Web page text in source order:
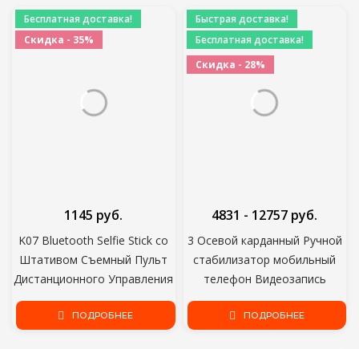
телефона Фотография
Бесплатная доставка!
Скидка - 35%
K07 Bluetooth Selfie Stick со
Штативом Съемный Пульт
Дистанционного Управления
270° Портативная Селфи
Палка
1145 руб.
ПОДРОБНЕЕ
Быстрая доставка!
Бесплатная доставка!
Скидка - 28%
3 Осевой карданный Ручной
стабилизатор мобильный
телефон Видеозапись
Смартфон Карданный Для
Экшн Камеры телефона
4831 - 12757 руб.
ПОДРОБНЕЕ